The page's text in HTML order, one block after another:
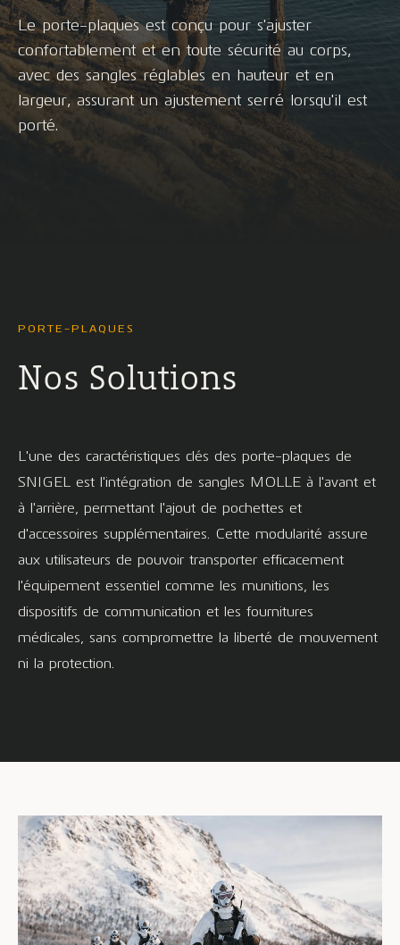
Le porte-plaques est conçu pour s'ajuster
confortablement et en toute sécurité au corps,
avec des sangles réglables en hauteur et en
largeur, assurant un ajustement serré lorsqu'il est
porté.
PORTE-PLAQUES
Nos Solutions
L'une des caractéristiques clés des porte-plaques de
SNIGEL est l'intégration de sangles MOLLE à l'avant et
à l'arrière, permettant l'ajout de pochettes et
d'accessoires supplémentaires. Cette modularité assure
aux utilisateurs de pouvoir transporter efficacement
l'équipement essentiel comme les munitions, les
dispositifs de communication et les fournitures
médicales, sans compromettre la liberté de mouvement
ni la protection.